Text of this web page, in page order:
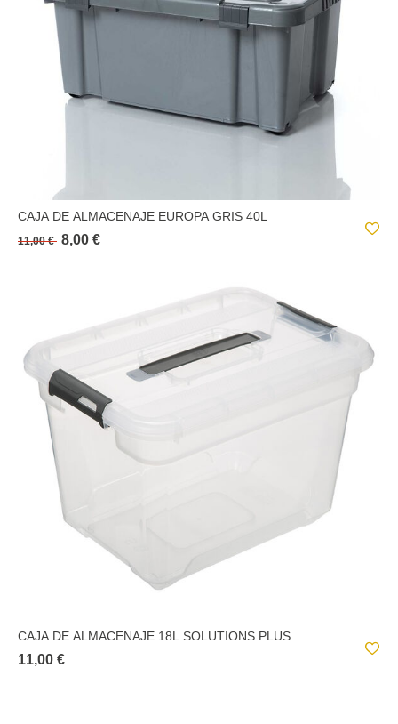
QUASAR
SOLUTIONS+
CAJA DE ALMACENAJE EUROPA GRIS 40L
11,00 € 8,00 €
CAJA DE ALMACENAJE 18L SOLUTIONS PLUS
11,00 €